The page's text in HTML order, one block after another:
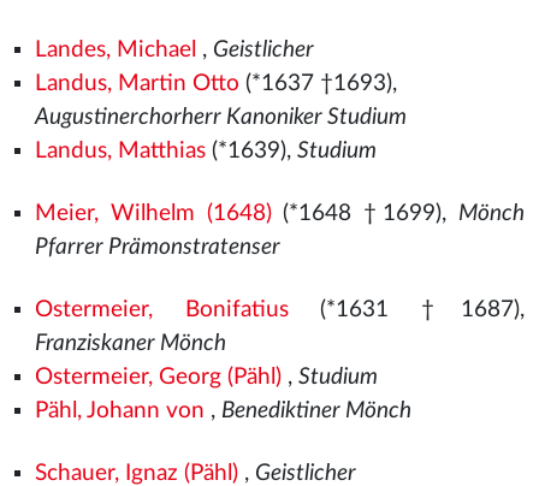
Landes, Michael , Geistlicher
Landus, Martin Otto (*1637 †1693),
Augustinerchorherr Kanoniker Studium
Landus, Matthias(*1639), Studium
Meier, Wilhelm (1648)(*1648 †1699), Mönch
Pfarrer Prämonstratenser
Ostermeier, Bonifatius(*1631 †1687),
Franziskaner Mönch
Ostermeier, Georg (Pähl), Studium
Pähl, Johann von , Benediktiner Mönch
Schauer, Ignaz (Pähl), Geistlicher